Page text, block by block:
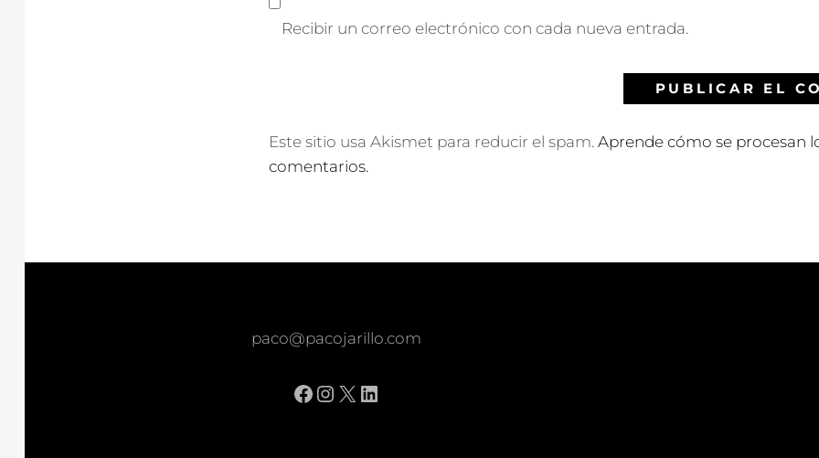
Recibir un correo electrónico con cada nueva entrada.
Este sitio usa Akismet para reducir el spam. Aprende cómo se procesan
comentarios.
paco@pacojarillo.com
Facebook
Instagram
X LinkedIn